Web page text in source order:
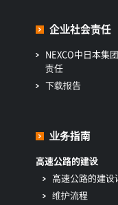
企业社会责任
NEXCO中日本集
责任
下载报告
业务指南
高速公路的建设
高速公路的建设
维护流程